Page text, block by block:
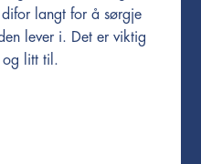
difor langt for å sørgje
lever i. Det er viktig
og litt til.